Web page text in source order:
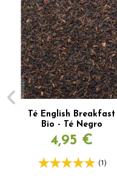
Té English Breakfast
Bio - Té Negro
4,95 €
(1)